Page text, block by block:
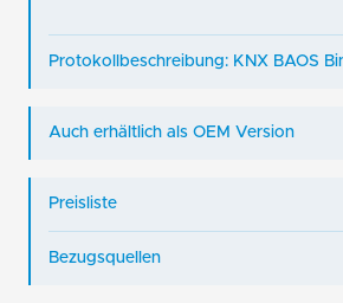
Protokollbeschreibung: KNX BAOS
Auch erhältlich als OEM Version
Preisliste
Bezugsquellen